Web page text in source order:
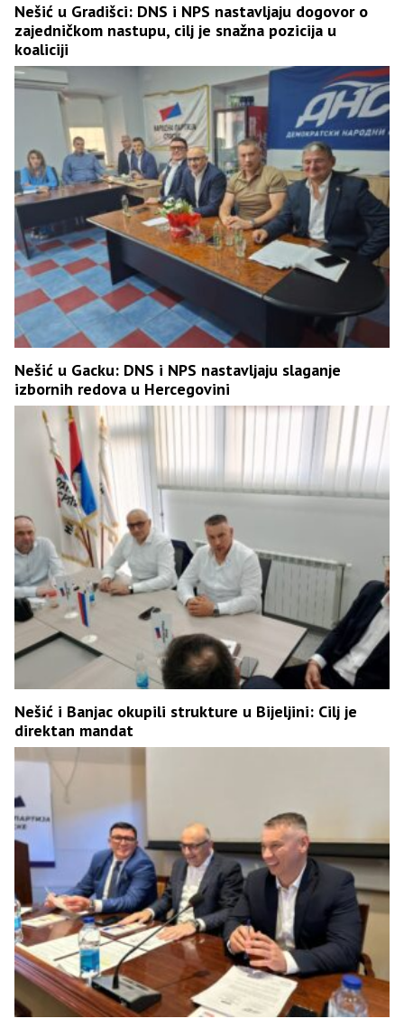
Nešić u Gradišci: DNS i NPS nastavljaju dogovor o
zajedničkom nastupu, cilj je snažna pozicija u
koaliciji
Nešić u Gacku: DNS i NPS nastavljaju slaganje
izbornih redova u Hercegovini
Nešić i Banjac okupili strukture u Bijeljini: Cilj je
direktan mandat